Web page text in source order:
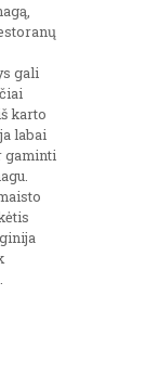
gali
karto
labai
gaminti